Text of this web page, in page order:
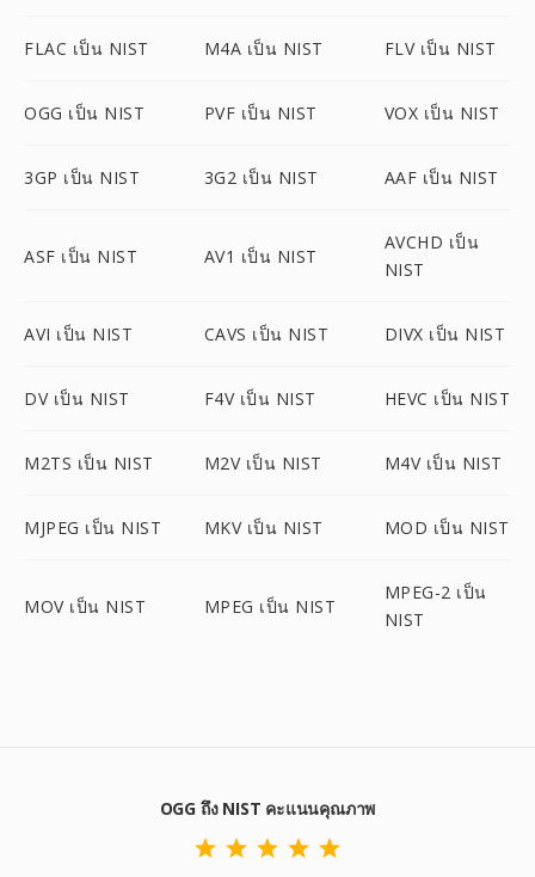
FLAC เป็น NIST M4A เป็น NIST FLV เป็น NIST
OGG เป็น NIST PVF เป็น NIST VOX เป็น NIST
3GP เป็น NIST 3G2 เป็น NIST AAF เป็น NIST
ASF เป็น NIST AV1 เป็น NIST
AVCHD เป็น
NIST
AVI เป็น NIST CAVS เป็น NIST DIVX เป็น NIST
DV เป็น NIST F4V เป็น NIST HEVC เป็น NIST
M2TS เป็น NIST M2V เป็น NIST M4V เป็น NIST
MJPEG เป็น NIST MKV เป็น NIST MOD เป็น NIST
MOV เป็น NIST MPEG เป็น NIST
MPEG-2 เป็น
NIST
OGG ถึง NIST คะแนนคุณภาพ